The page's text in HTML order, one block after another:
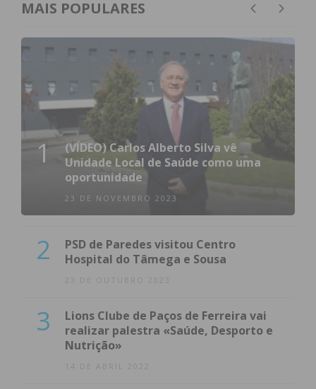
MAIS POPULARES
1
(VÍDEO) Carlos Alberto Silva vê
Unidade Local de Saúde como uma
oportunidade
23 DE NOVEMBRO 2023
2
PSD de Paredes visitou Centro
Hospital do Tâmega e Sousa
23 DE OUTUBRO 2023
3
Lions Clube de Paços de Ferreira vai
realizar palestra «Saúde, Desporto e
Nutrição»
14 DE ABRIL 2022